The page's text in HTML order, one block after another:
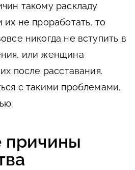
такому раскладу
не проработать, то
никогда не вступить в
или женщина
после расставания.
с такими проблемами,
причины